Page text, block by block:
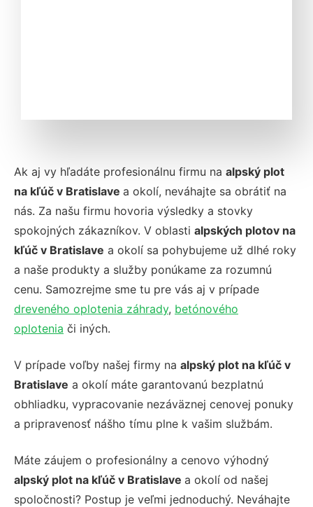
Ak aj vy hľadáte profesionálnu firmu na alpský plot
na kľúč v Bratislave a okolí, neváhajte sa obrátiť na
nás. Za našu firmu hovoria výsledky a stovky
spokojných zákazníkov. V oblasti alpských plotov na
kľúč v Bratislave a okolí sa pohybujeme už dlhé roky
a naše produkty a služby ponúkame za rozumnú
cenu. Samozrejme sme tu pre vás aj v prípade
dreveného oplotenia záhrady, betónového
oplotenia či iných.
V prípade voľby našej firmy na alpský plot na kľúč v
Bratislave a okolí máte garantovanú bezplatnú
obhliadku, vypracovanie nezáväznej cenovej ponuky
a pripravenosť nášho tímu plne k vašim službám.
Máte záujem o profesionálny a cenovo výhodný
alpský plot na kľúč v Bratislave a okolí od našej
spoločnosti? Postup je veľmi jednoduchý. Neváhajte